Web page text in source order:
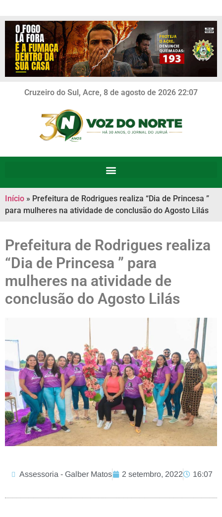
Cruzeiro do Sul, Acre, 8 de agosto de 2026 22:07
Início » Prefeitura de Rodrigues realiza “Dia de Princesa ”
para mulheres na atividade de conclusão do Agosto Lilás
Prefeitura de Rodrigues realiza
“Dia de Princesa ” para
mulheres na atividade de
conclusão do Agosto Lilás
Assessoria - Galber Matos 2 setembro, 2022 16:07